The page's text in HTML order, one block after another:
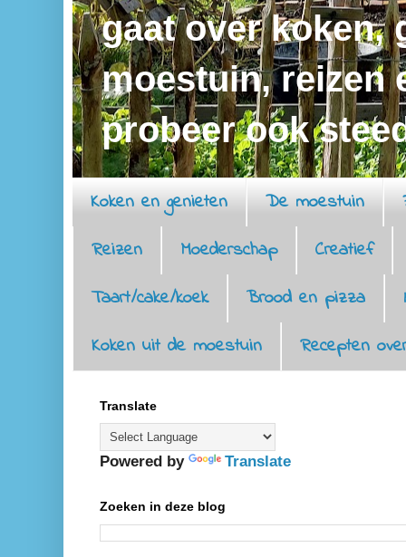
gaat over koken,
moestuin, reizen
probeer ook
Koken en genieten De moestuin
Reizen
Moederschap
Creatief
Taart/cake/koek
Brood en pizza
Koken uit de moestuin
Recepten
Translate
Powered by Translate
Zoeken in deze blog